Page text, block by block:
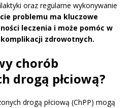
oraz regularne wykonywanie
problemu ma kluczowe
leczenia i może pomóc w
zdrowotnych.
chorób
drogą płciową?
drogą płciową (ChPP) mogą